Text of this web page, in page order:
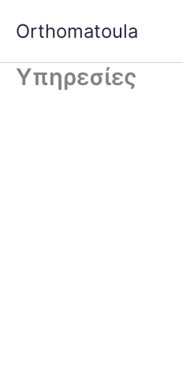
στοOrthomatoula
Υπηρεσίες